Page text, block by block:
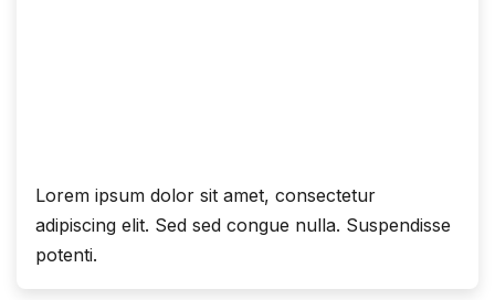
Lorem ipsum dolor sit amet, consectetur
adipiscing elit. Sed sed congue nulla. Suspendisse
potenti.